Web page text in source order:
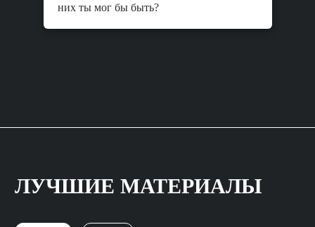
них ты мог бы быть?
ЛУЧШИЕ МАТЕРИАЛЫ